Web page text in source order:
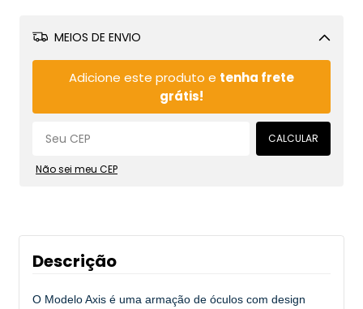
MEIOS DE ENVIO
Adicione este produto e tenha frete
grátis!
CALCULAR
Não sei meu CEP
Descrição
O Modelo Axis é uma armação de óculos com design